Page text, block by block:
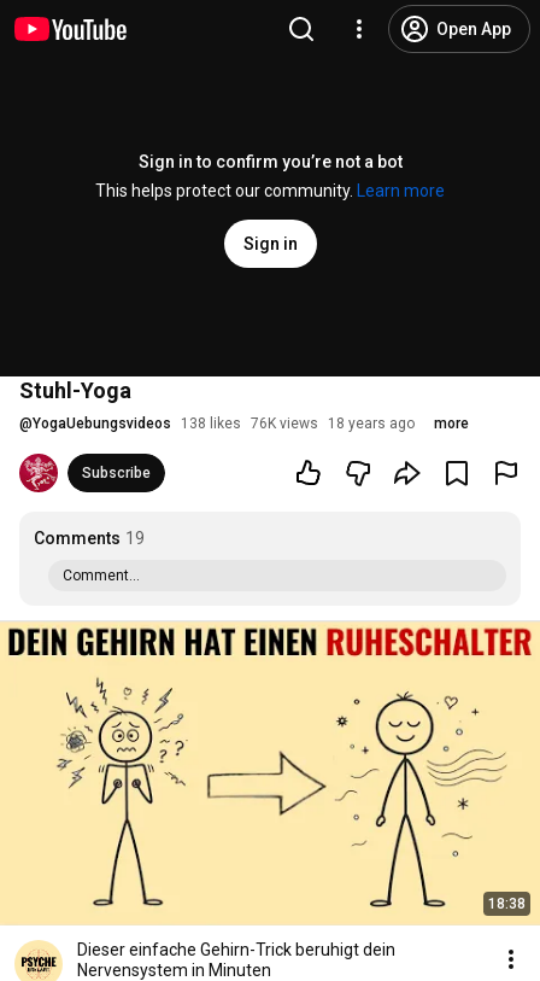
Open App
Sign in to confirm you’re not a bot
This helps protect our community.
Learn more
Sign in
Stuhl-Yoga
@YogaUebungsvideos 138 likes 76K views 18 years ago more
Subscribe
Comments 19
Comment...
18:38
Dieser einfache Gehirn-Trick beruhigt dein
Nervensystem in Minuten